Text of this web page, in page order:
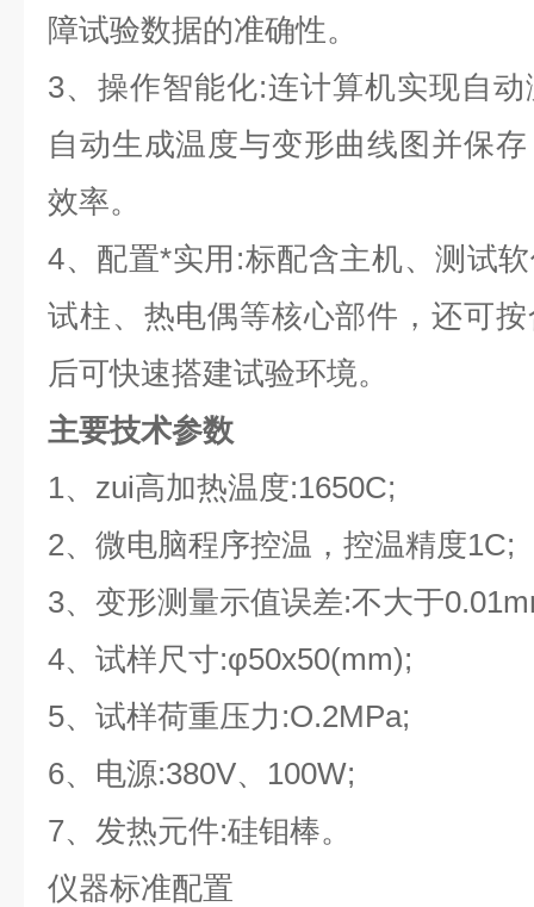
障试验数据的准确性。
3、操作智能化:连计算机实现自
自动生成温度与变形曲线图并保
效率。
4、配置*实用:标配含主机、测试
试柱、热电偶等核心部件，还可
后可快速搭建试验环境。
主要技术参数
1、zui高加热温度:1650C;
2、微电脑程序控温，控温精度1C;
3、变形测量示值误差:不大于
4、试样尺寸:φ50x50(mm);
5、试样荷重压力:O.2MPa;
6、电源:380V、100W;
7、发热元件:硅钼棒。
仪器标准配置